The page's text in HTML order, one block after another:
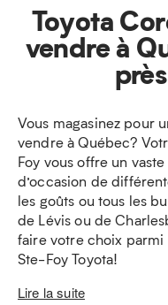
Toyota
vendre à
Vous magasinez pour
vendre à Québec?
Foy vous offre un
d’occasion de
les goûts ou tous les
de Lévis ou de
faire votre choix parmi
Ste-Foy Toyota!
Lire la suite